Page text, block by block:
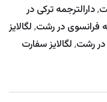
,دارالترجمه ترکی در
فرانسوی در رشت, لگالایز
در رشت, لگالایز سفارت